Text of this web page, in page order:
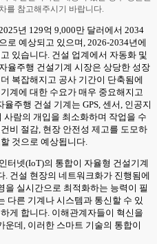
를 참고해주시기 바랍니다.
년 129억 9,000만 달러에서 2034
로 예상되고 있으며, 2026-2034년에
있습니다. 건설 업계에서 자동화 및
율주행 건설기계 시장은 상당한 성장
복잡해지고 공사 기간이 단축됨에
계에 대한 수요가 매우 중요해지고
주행 건설 기계는 GPS, 센서, 인공지
람의 개입을 최소화하며 작업을 수
비 절감, 현장 안전성 제고를 도모하
것으로 예상됩니다.
터넷(IoT)의 통합이 자율형 건설기계
건설 현장의 네트워크화가 진행됨에
실시간으로 최적화하는 능력이 필
다른 기계나 시스템과 통신할 수 있
게 합니다. 이해관계자들이 혁신을
운데, 이러한 스마트 기술의 통합이